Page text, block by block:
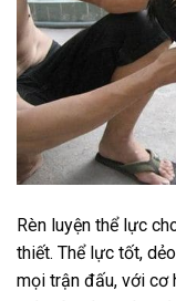
Rèn luyện thể lực
thiết. Thể lực tốt,
mọi trận đấu, với cơ